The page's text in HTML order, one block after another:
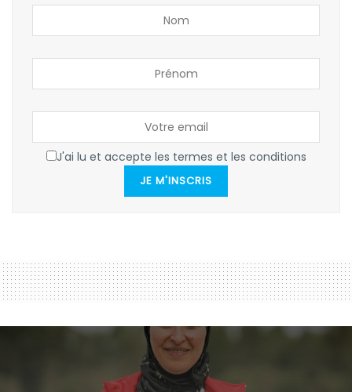
J'ai lu et accepte les termes et les conditions
JE M'INSCRIS